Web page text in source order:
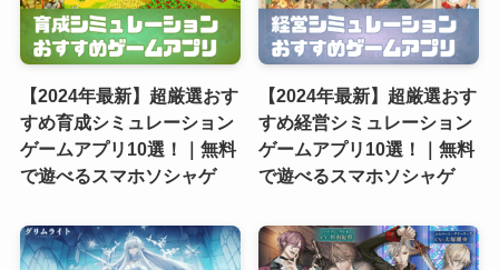
【2024年最新】超厳選おす
すめ育成シミュレーション
ゲームアプリ10選！｜無料
で遊べるスマホソシャゲ
【2024年最新】超厳選おす
すめ経営シミュレーション
ゲームアプリ10選！｜無料
で遊べるスマホソシャゲ